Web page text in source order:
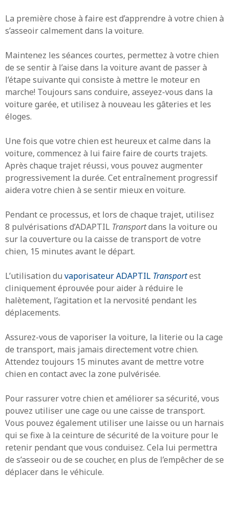
La première chose à faire est d’apprendre à votre chien à
s’asseoir calmement dans la voiture.
Maintenez les séances courtes, permettez à votre chien
de se sentir à l’aise dans la voiture avant de passer à
l’étape suivante qui consiste à mettre le moteur en
marche! Toujours sans conduire, asseyez-vous dans la
voiture garée, et utilisez à nouveau les gâteries et les
éloges.
Une fois que votre chien est heureux et calme dans la
voiture, commencez à lui faire faire de courts trajets.
Après chaque trajet réussi, vous pouvez augmenter
progressivement la durée. Cet entraînement progressif
aidera votre chien à se sentir mieux en voiture.
Pendant ce processus, et lors de chaque trajet, utilisez
8 pulvérisations d’ADAPTIL Transportdans la voiture ou
sur la couverture ou la caisse de transport de votre
chien, 15 minutes avant le départ.
L’utilisation du vaporisateur ADAPTIL Transportest
cliniquement éprouvée pour aider à réduire le
halètement, l’agitation et la nervosité pendant les
déplacements.
Assurez-vous de vaporiser la voiture, la literie ou la cage
de transport, mais jamais directement votre chien.
Attendez toujours 15 minutes avant de mettre votre
chien en contact avec la zone pulvérisée.
Pour rassurer votre chien et améliorer sa sécurité, vous
pouvez utiliser une cage ou une caisse de transport.
Vous pouvez également utiliser une laisse ou un harnais
qui se fixe à la ceinture de sécurité de la voiture pour le
retenir pendant que vous conduisez. Cela lui permettra
de s’asseoir ou de se coucher, en plus de l’empêcher de se
déplacer dans le véhicule.